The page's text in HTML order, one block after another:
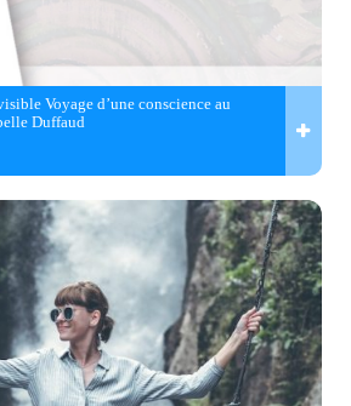
Voyage d’une conscience au
Duffaud